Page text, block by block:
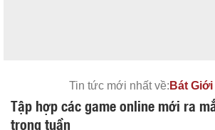
Tin tức mới nhất về: Bát
Tập hợp các game online mới ra
trong tuần